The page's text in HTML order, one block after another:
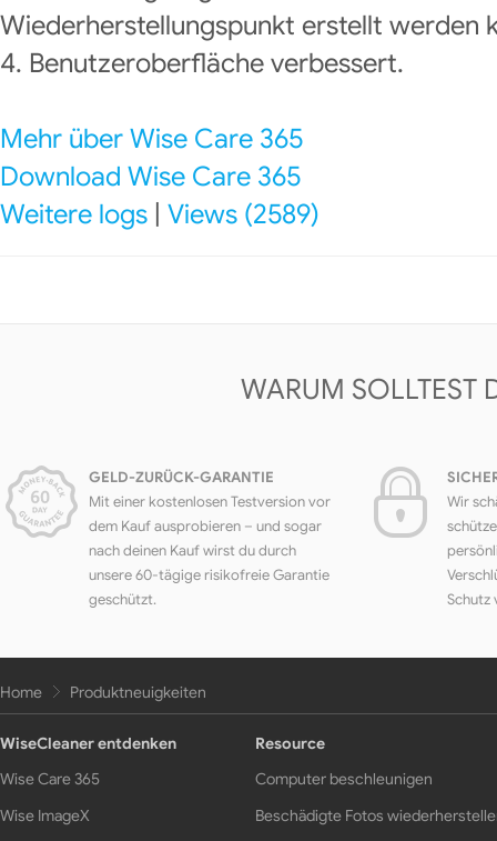
Wiederherstellungspunkt erstellt werden
4. Benutzeroberfläche verbessert.
Mehr über Wise Care 365
Download Wise Care 365
Weitere logs Views (2589)
WARUM SOLLTEST
GELD-ZURÜCK-GARANTIE
Mit einer kostenlosen Testversion vor
dem Kauf ausprobieren – und sogar
nach deinen Kauf wirst du durch
unsere 60-tägige risikofreie Garantie
geschützt.
Wir
Schutz
Home Produktneuigkeiten
WiseCleaner entdenken
Wise Care 365
Wise ImageX
Resource
Computer beschleunigen
Beschädigte Fotos